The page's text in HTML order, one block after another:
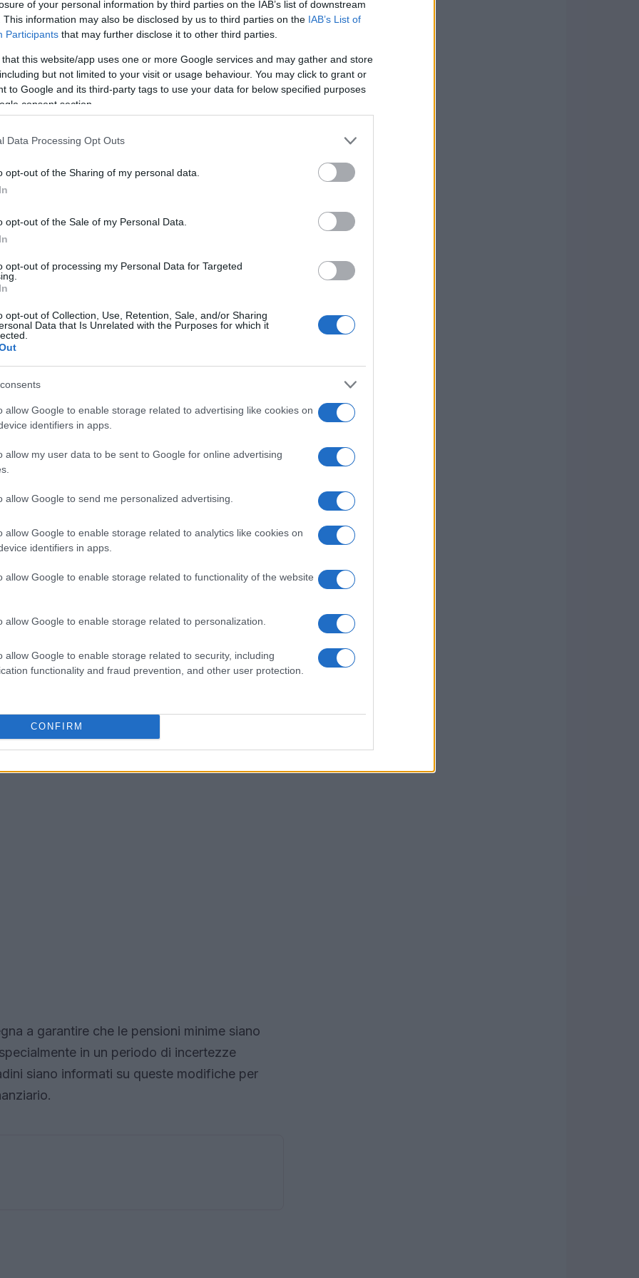
of your personal information by third parties on the IAB’s list of downstream
This information may also be disclosed by us to third parties on the IAB’s List of
Participants that may further disclose it to other third parties.
that this website/app uses one or more Google services and may gather and store
but not limited to your visit or usage behaviour. You may click to grant or
to Google and its third-party tags to use your data for below specified purposes
consent section.
Data Processing Opt Outs
opt-out of the Sharing of my personal data.
opt-out of the Sale of my Personal Data.
opt-out of processing my Personal Data for Targeted
opt-out of Collection, Use, Retention, Sale, and/or Sharing
Data that Is Unrelated with the Purposes for which it
allow Google to enable storage related to advertising like cookies on
identifiers in apps.
allow my user data to be sent to Google for online advertising
allow Google to send me personalized advertising.
allow Google to enable storage related to analytics like cookies on
identifiers in apps.
allow Google to enable storage related to functionality of the website
allow Google to enable storage related to personalization.
allow Google to enable storage related to security, including
functionality and fraud prevention, and other user protection.
CONFIRM
è attualmente fissato a603,40 euro.
sotto della quale le pensioni non possono
categoria beneficeranno dell’intero
un adeguamento che tiene conto
diverse fasce di pensione
beneficeranno dello stesso incremento.
volte il trattamento minimo(fino a
il
il trattamento minimo, il recupero sarà del
dello
volte il trattamento minimo (oltre
sarà del75%, corrispondente a un
un supporto maggiore in un contesto di
a garantire che le pensioni minime siano
in un periodo di incertezze
siano informati su queste modifiche per